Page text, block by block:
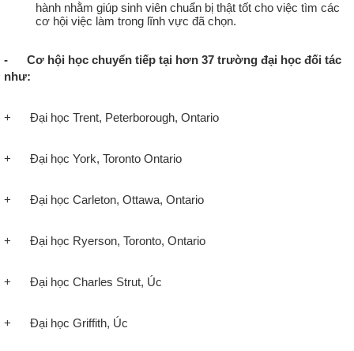
hành nhằm giúp sinh viên chuẩn bị thật tốt cho việc tìm các
cơ hội việc làm trong lĩnh vực đã chọn.
- Cơ hội học chuyển tiếp tại hơn 37 trường đại học đối tác
như:
+ Đại học Trent, Peterborough, Ontario
+ Đại học York, Toronto Ontario
+ Đại học Carleton, Ottawa, Ontario
+ Đại học Ryerson, Toronto, Ontario
+ Đại học Charles Strut, Úc
+ Đại học Griffith, Úc